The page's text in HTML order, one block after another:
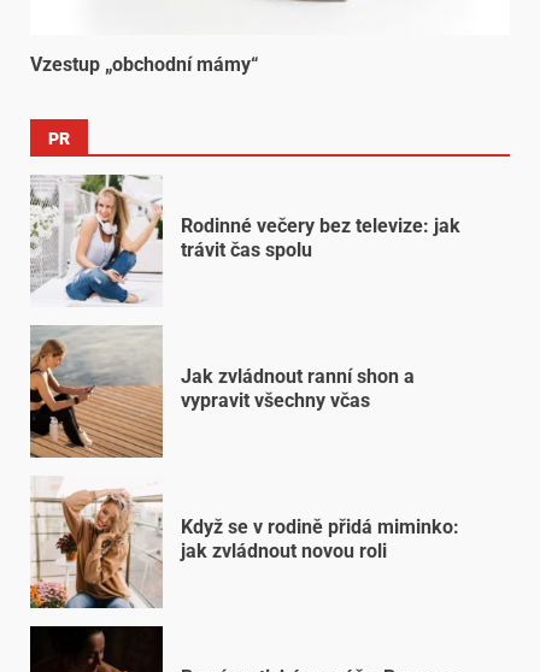
Vzestup „obchodní mámy“
PR
Rodinné večery bez televize: jak
trávit čas spolu
Jak zvládnout ranní shon a
vypravit všechny včas
Když se v rodině přidá miminko:
jak zvládnout novou roli